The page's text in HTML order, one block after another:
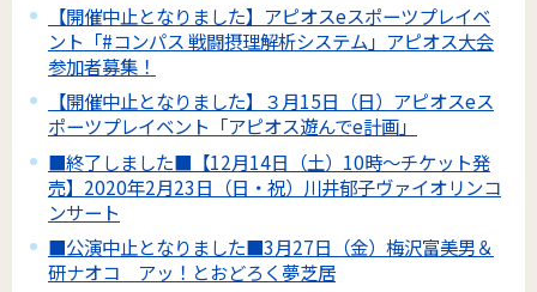
【開催中止となりました】アピオスeスポーツプレイベ
ント「#コンパス 戦闘摂理解析システム」アピオス大会
参加者募集！
【開催中止となりました】３月15日（日）アピオスeス
ポーツプレイベント「アピオス遊んでe計画」
■終了しました■【12月14日（土）10時～チケット発
売】2020年2月23日（日・祝）川井郁子ヴァイオリンコ
ンサート
■公演中止となりました■3月27日（金）梅沢富美男＆
研ナオコ アッ！とおどろく夢芝居